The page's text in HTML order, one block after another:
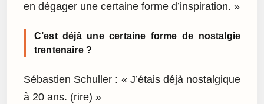
en dégager une certaine forme d’inspiration. »
C’est déjà une certaine forme de nostalgie
trentenaire ?
Sébastien Schuller : « J’étais déjà nostalgique
à 20 ans. (rire) »